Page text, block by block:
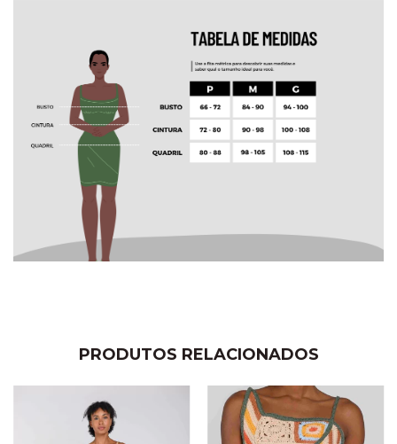
PRODUTOS RELACIONADOS